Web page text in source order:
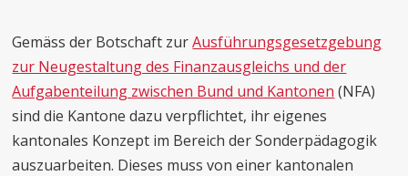
Gemäss der Botschaft zurAusführungsgesetzgebung
zur Neugestaltung des Finanzausgleichs und der
Aufgabenteilung zwischen Bund und Kantonen (NFA)
sind die Kantone dazu verpflichtet, ihr eigenes
kantonales Konzept im Bereich der Sonderpädagogik
auszuarbeiten. Dieses muss von einer kantonalen